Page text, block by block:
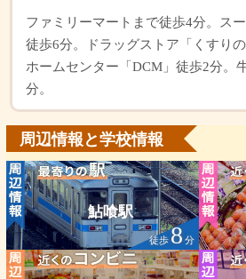
ファミリーマートまで徒歩4分。ス
徒歩6分。ドラッグストア「くすり
ホームセンター「DCM」徒歩2分。
分。
周辺情報と学校情報
鮎喰駅
徒歩8 分